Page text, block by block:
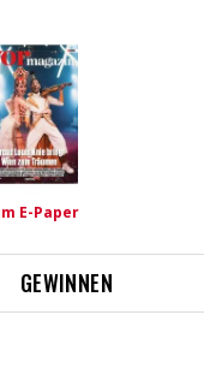
E-Paper
GEWINNEN